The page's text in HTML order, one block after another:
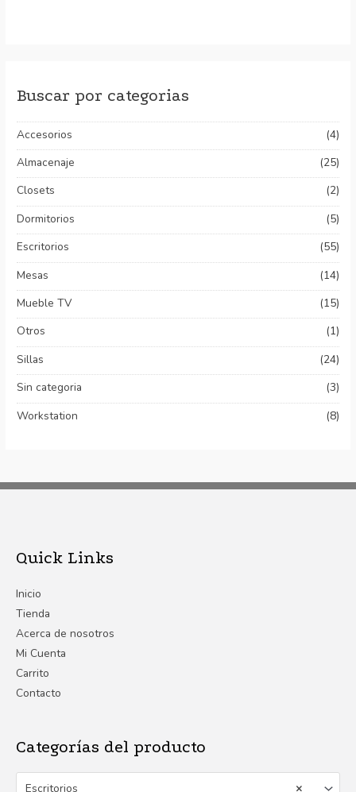
Buscar por categorias
Accesorios
(4)
Almacenaje
(25)
Closets
(2)
Dormitorios
(5)
Escritorios
(55)
Mesas
(14)
Mueble TV
(15)
Otros
(1)
Sillas
(24)
Sin categoria
(3)
Workstation
(8)
Quick Links
Inicio
Tienda
Acerca de nosotros
Mi Cuenta
Carrito
Contacto
Categorías del producto
×
Escritorios